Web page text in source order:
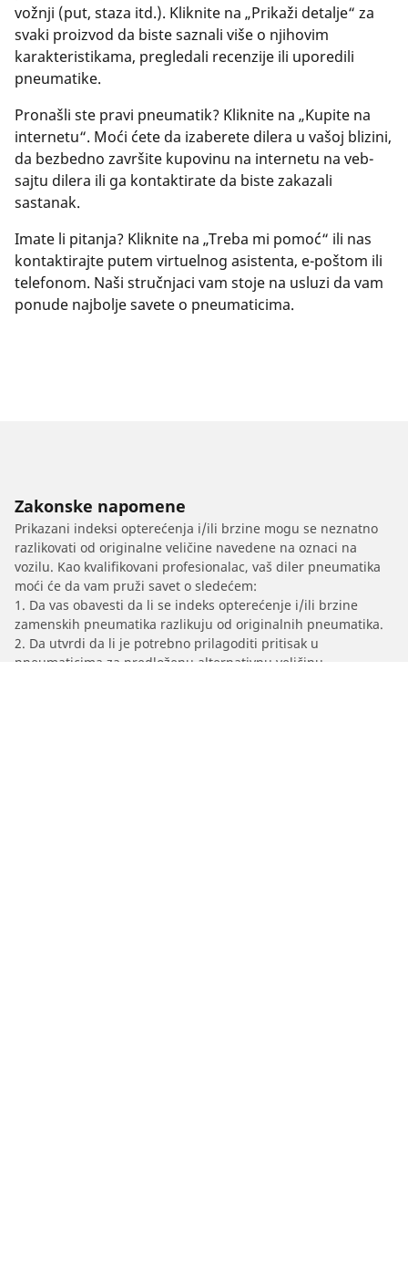
vožnji (put, staza itd.). Kliknite na „Prikaži detalje“ za
svaki proizvod da biste saznali više o njihovim
karakteristikama, pregledali recenzije ili uporedili
pneumatike.
Pronašli ste pravi pneumatik? Kliknite na „Kupite na
internetu“. Moći ćete da izaberete dilera u vašoj blizini,
da bezbedno završite kupovinu na internetu na veb-
sajtu dilera ili ga kontaktirate da biste zakazali
sastanak.
Imate li pitanja? Kliknite na „Treba mi pomoć“ ili nas
kontaktirajte putem virtuelnog asistenta, e-poštom ili
telefonom. Naši stručnjaci vam stoje na usluzi da vam
ponude najbolje savete o pneumaticima.
Zakonske napomene
Prikazani indeksi opterećenja i/ili brzine mogu se neznatno
razlikovati od originalne veličine navedene na oznaci na
vozilu. Kao kvalifikovani profesionalac, vaš diler pneumatika
moći će da vam pruži savet o sledećem:
1. Da vas obavesti da li se indeks opterećenje i/ili brzine
zamenskih pneumatika razlikuju od originalnih pneumatika.
2. Da utvrdi da li je potrebno prilagoditi pritisak u
pneumaticima za predloženu alternativnu veličinu